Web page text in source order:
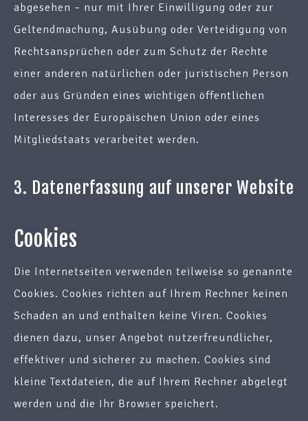
abgesehen – nur mit Ihrer Einwilligung oder zur
Geltendmachung, Ausübung oder Verteidigung von
Rechtsansprüchen oder zum Schutz der Rechte
einer anderen natürlichen oder juristischen Person
oder aus Gründen eines wichtigen öffentlichen
Interesses der Europäischen Union oder eines
Mitgliedstaats verarbeitet werden.
3. Datenerfassung auf unserer Website
Cookies
Die Internetseiten verwenden teilweise so genannte
Cookies. Cookies richten auf Ihrem Rechner keinen
Schaden an und enthalten keine Viren. Cookies
dienen dazu, unser Angebot nutzerfreundlicher,
effektiver und sicherer zu machen. Cookies sind
kleine Textdateien, die auf Ihrem Rechner abgelegt
werden und die Ihr Browser speichert.